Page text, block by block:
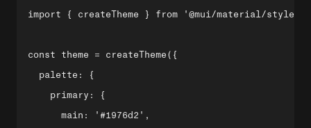
import { createTheme } from '@mui/material/styles';
const theme = createTheme({
  palette: {
    primary: {
      main: '#1976d2',